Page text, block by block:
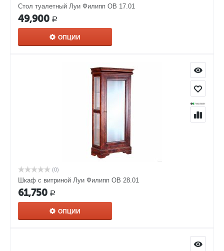
Стол туалетный Луи Филипп ОВ 17.01
49,900 Р
ОПЦИИ
(0)
Шкаф с витриной Луи Филипп ОВ 28.01
61,750 Р
ОПЦИИ